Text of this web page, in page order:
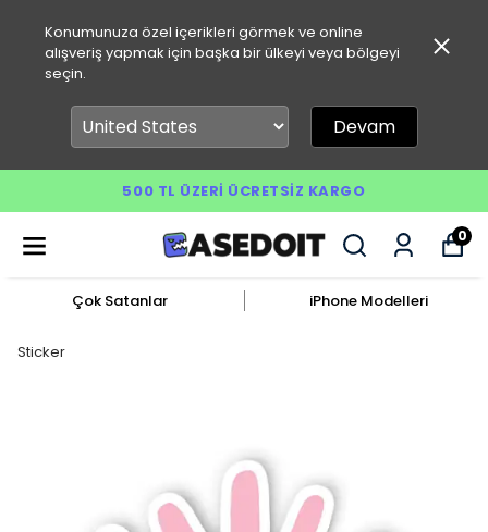
Konumunuza özel içerikleri görmek ve online
alışveriş yapmak için başka bir ülkeyi veya bölgeyi
seçin.
Devam
500 TL ÜZERI ÜCRETSIZ KARGO
0
Çok Satanlar iPhone Modelleri
Sticker